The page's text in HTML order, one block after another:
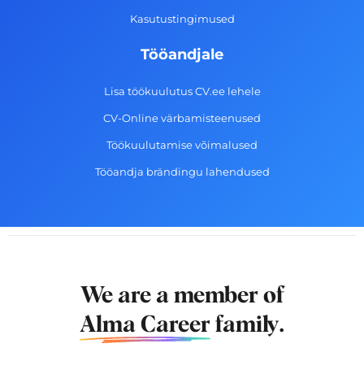
Kasutustingimused
Tööandjale
Lisa töökuulutus CV.ee lehele
CV-Online värbamisteenused
Töökuulutamise võimalused
Tööandja brändingu lahendused
We are a member of
Alma Career family.